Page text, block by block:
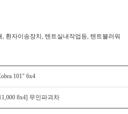
환자이송장치, 텐트실내작업등, 텐트블러워
101" 6x4
8x4] 무인파괴차